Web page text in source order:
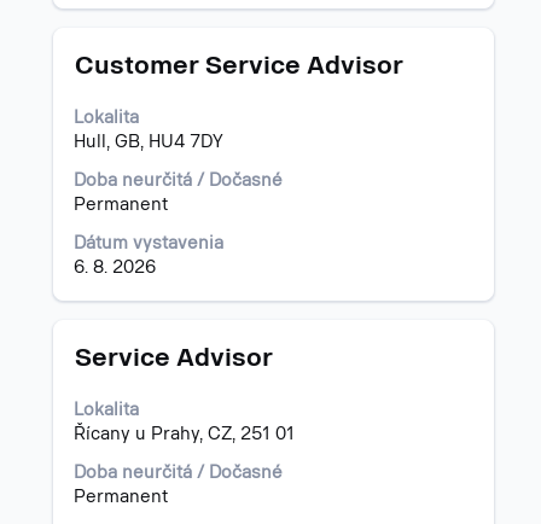
Názov
Customer Service Advisor
Lokalita
Hull, GB, HU4 7DY
Doba neurčitá / Dočasné
Permanent
Dátum vystavenia
6. 8. 2026
Stlačte
na
zobrazenie
celého
obsahu
informácií
pracovnej
pozícii.
Názov
Service Advisor
Lokalita
Řícany u Prahy, CZ, 251 01
Doba neurčitá / Dočasné
Permanent
Stlačte
na
zobrazenie
celého
obsahu
informácií